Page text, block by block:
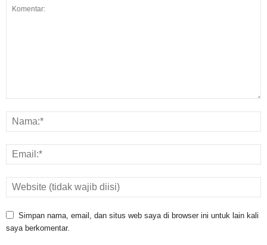
Simpan nama, email, dan situs web saya di browser ini untuk lain kali
saya berkomentar.